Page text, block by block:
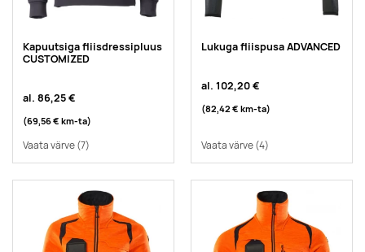
Kapuutsiga fliisdressipluus
CUSTOMIZED
al. 86,25 €
(69,56 € km-ta)
Vaata värve(7)
Lukuga fliispusa ADVANCED
al. 102,20 €
(82,42 € km-ta)
Vaata värve(4)